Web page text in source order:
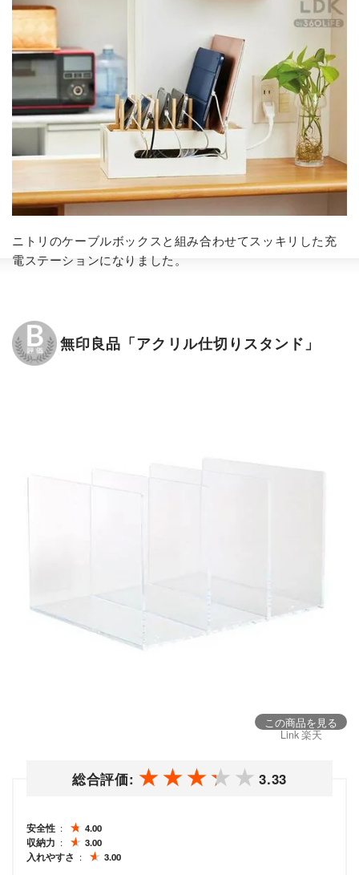
ニトリのケーブルボックスと組み合わせてスッキリした充
電ステーションになりました。
無印良品「アクリル仕切りスタンド」
この商品を見る
Link 楽天
総合評価: 3.33
安全性
4.00
収納力
3.00
入れやすさ
3.00